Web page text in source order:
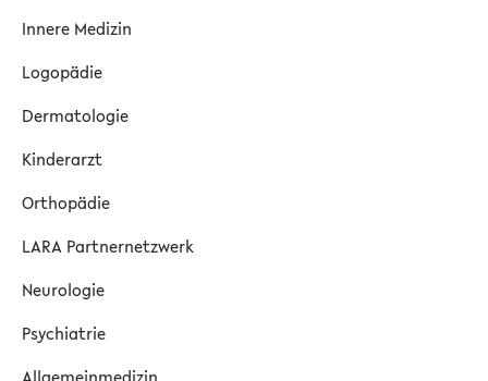
Innere Medizin
Logopädie
Dermatologie
Kinderarzt
Orthopädie
LARA Partnernetzwerk
Neurologie
Psychiatrie
Allgemeinmedizin